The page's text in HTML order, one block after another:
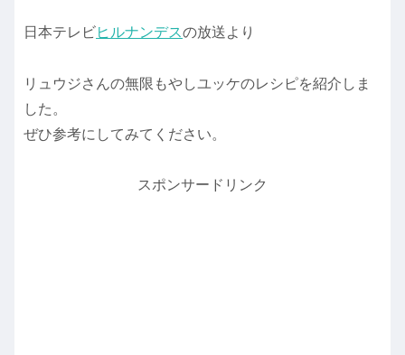
日本テレビヒルナンデスの放送より
リュウジさんの無限もやしユッケのレシピを紹介しま
した。
ぜひ参考にしてみてください。
スポンサードリンク